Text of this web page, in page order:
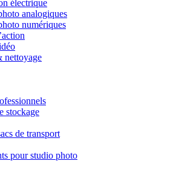
électrique
analogiques
numériques
nettoyage
stockage
de transport
pour studio photo